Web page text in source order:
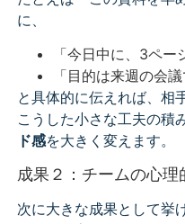
に、
「今日中に、3ペー
「目的は来週の会
と具体的に伝えれば、相
こうした小さな工夫の積
ド感を大きく変えます。
成果２：チームの心理
次に大きな成果として挙